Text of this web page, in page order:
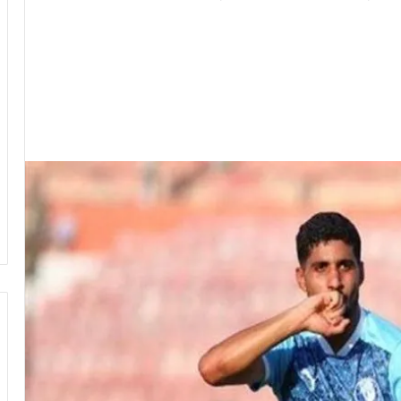
متزايد على
الأولى للتنسيق
للشطرنج
وزير الشباب والرياضة يهنئ منتخب
مصر للشطرنج